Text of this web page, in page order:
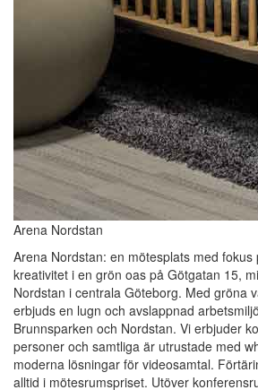
Arena Nordstan
Arena Nordstan: en mötesplats med fokus
kreativitet i en grön oas på Götgatan 15,
Nordstan i centrala Göteborg. Med gröna
erbjuds en lugn och avslappnad
Brunnsparken och Nordstan. Vi erbjuder
personer och samtliga är utrustade med
moderna lösningar för videosamtal.
alltid i mötesrumspriset. Utöver